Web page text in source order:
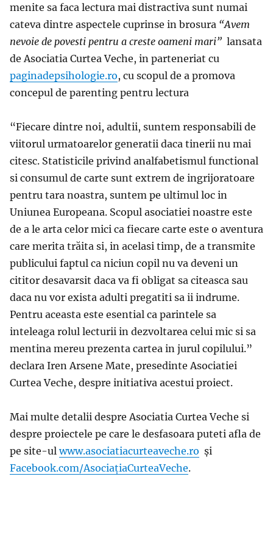
menite sa faca lectura mai distractiva sunt numai
cateva dintre aspectele cuprinse in brosura “Avem
nevoie de povesti pentru a creste oameni mari” lansata
de Asociatia Curtea Veche, in parteneriat cu
paginadepsihologie.ro, cu scopul de a promova
concepul de parenting pentru lectura
“Fiecare dintre noi, adultii, suntem responsabili de
viitorul urmatoarelor generatii daca tinerii nu mai
citesc. Statisticile privind analfabetismul functional
si consumul de carte sunt extrem de ingrijoratoare
pentru tara noastra, suntem pe ultimul loc in
Uniunea Europeana. Scopul asociatiei noastre este
de a le arta celor mici ca fiecare carte este o aventura
care merita trăita si, in acelasi timp, de a transmite
publicului faptul ca niciun copil nu va deveni un
cititor desavarsit daca va fi obligat sa citeasca sau
daca nu vor exista adulti pregatiti sa ii indrume.
Pentru aceasta este esential ca parintele sa
inteleaga rolul lecturii in dezvoltarea celui mic si sa
mentina mereu prezenta cartea in jurul copilului.”
declara Iren Arsene Mate, presedinte Asociatiei
Curtea Veche, despre initiativa acestui proiect.
Mai multe detalii despre Asociatia Curtea Veche si
despre proiectele pe care le desfasoara puteti afla de
pe site-ulwww.asociatiacurteaveche.ro și
Facebook.com/AsociaţiaCurteaVeche.